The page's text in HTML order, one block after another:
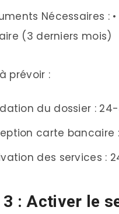
Nécessaires :
(3 derniers mois)
prévoir :
du dossier :
carte bancaire
des services :
3 : Activer le